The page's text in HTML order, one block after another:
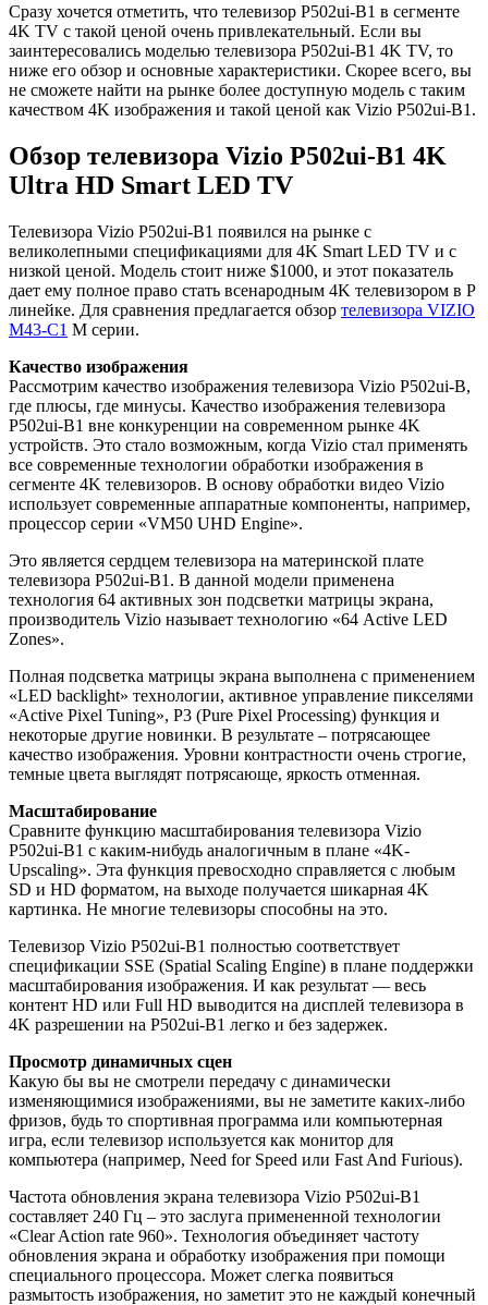
Сразу хочется отметить, что телевизор P502ui-B1 в сегменте
4K TV с такой ценой очень привлекательный. Если вы
заинтересовались моделью телевизора P502ui-B1 4K TV, то
ниже его обзор и основные характеристики. Скорее всего, вы
не сможете найти на рынке более доступную модель с таким
качеством 4K изображения и такой ценой как Vizio P502ui-B1.
Обзор телевизора Vizio P502ui-B1 4K
Ultra HD Smart LED TV
Телевизора Vizio P502ui-B1 появился на рынке с
великолепными спецификациями для 4K Smart LED TV и с
низкой ценой. Модель стоит ниже $1000, и этот показатель
дает ему полное право стать всенародным 4K телевизором в P
линейке. Для сравнения предлагается обзор телевизора VIZIO
M43-C1 M серии.
Качество изображения
Рассмотрим качество изображения телевизора Vizio P502ui-B,
где плюсы, где минусы. Качество изображения телевизора
P502ui-B1 вне конкуренции на современном рынке 4K
устройств. Это стало возможным, когда Vizio стал применять
все современные технологии обработки изображения в
сегменте 4K телевизоров. В основу обработки видео Vizio
использует современные аппаратные компоненты, например,
процессор серии «VM50 UHD Engine».
Это является сердцем телевизора на материнской плате
телевизора P502ui-B1. В данной модели применена
технология 64 активных зон подсветки матрицы экрана,
производитель Vizio называет технологию «64 Active LED
Zones».
Полная подсветка матрицы экрана выполнена с применением
«LED backlight» технологии, активное управление пикселями
«Active Pixel Tuning», P3 (Pure Pixel Processing) функция и
некоторые другие новинки. В результате – потрясающее
качество изображения. Уровни контрастности очень строгие,
темные цвета выглядят потрясающе, яркость отменная.
Масштабирование
Сравните функцию масштабирования телевизора Vizio
P502ui-B1 с каким-нибудь аналогичным в плане «4K-
Upscaling». Эта функция превосходно справляется с любым
SD и HD форматом, на выходе получается шикарная 4K
картинка. Не многие телевизоры способны на это.
Телевизор Vizio P502ui-B1 полностью соответствует
спецификации SSE (Spatial Scaling Engine) в плане поддержки
масштабирования изображения. И как результат — весь
контент HD или Full HD выводится на дисплей телевизора в
4K разрешении на P502ui-B1 легко и без задержек.
Просмотр динамичных сцен
Какую бы вы не смотрели передачу с динамически
изменяющимися изображениями, вы не заметите каких-либо
фризов, будь то спортивная программа или компьютерная
игра, если телевизор используется как монитор для
компьютера (например, Need for Speed или Fast And Furious).
Частота обновления экрана телевизора Vizio P502ui-B1
составляет 240 Гц – это заслуга примененной технологии
«Clear Action rate 960». Технология объединяет частоту
обновления экрана и обработку изображения при помощи
специального процессора. Может слегка появиться
размытость изображения, но заметит это не каждый конечный